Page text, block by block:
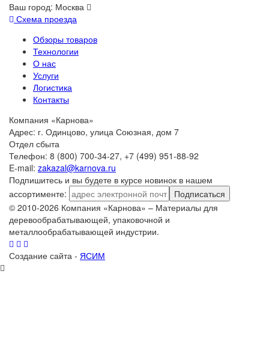
Ваш город: Москва
Схема проезда
Обзоры товаров
Технологии
О нас
Услуги
Логистика
Контакты
Компания «Карнова»
Адрес: г. Одинцово, улица Союзная, дом 7
Отдел сбыта
Телефон: 8 (800) 700-34-27, +7 (499) 951-88-92
E-mail: zakazal@karnova.ru
Подпишитесь и вы будете в курсе новинок в нашем
ассортименте:
Подписаться
© 2010-2026 Компания «Карнова» – Материалы для
деревообрабатывающей, упаковочной и
металлообрабатывающей индустрии.
Создание сайта - ЯСИМ